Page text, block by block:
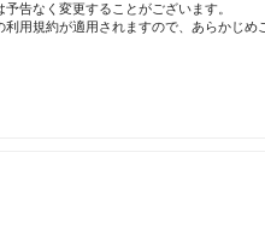
告なく変更することがございます。
利用規約が適用されますので、あらかじめ